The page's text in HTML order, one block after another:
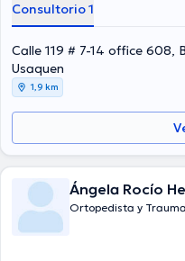
Consultorio 1
Calle 119 # 7-14 office
Usaquen
1,9 km
Ángela Rocío
Ortopedista y